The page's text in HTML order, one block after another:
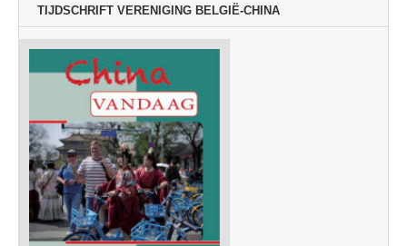
TIJDSCHRIFT VERENIGING BELGIË-CHINA